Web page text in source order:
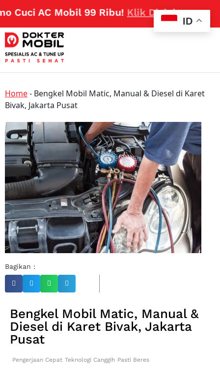
AC Mobil 99 Ribu!Klik Disini
Home- Bengkel Mobil Matic, Manual & Diesel di Karet
Bivak, Jakarta Pusat
Bagikan :
Bengkel Mobil Matic, Manual &
Diesel di Karet Bivak, Jakarta
Pusat
Pengerjaan Cepat Teknologi Canggih Pasti Beres
ID